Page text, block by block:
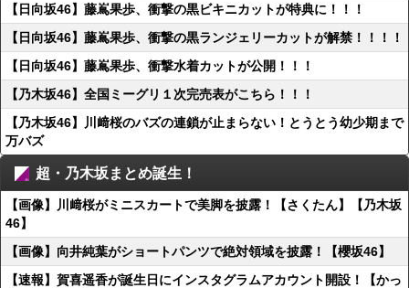
【日向坂46】藤嶌果歩、衝撃の黒ビキニカットが特典に！！！
【日向坂46】藤嶌果歩、衝撃の黒ランジェリーカットが解禁！！！！
【日向坂46】藤嶌果歩、衝撃水着カットが公開！！！
【乃木坂46】全国ミーグリ１次完売表がこちら！！！
【乃木坂46】川﨑桜のバズの連鎖が止まらない！とうとう幼少期まで
万バズ
超・乃木坂まとめ誕生！
【画像】川﨑桜がミニスカートで美脚を披露！【さくたん】【乃木坂
46】
【画像】向井純葉がショートパンツで絶対領域を披露！【櫻坂46】
【速報】賀喜遥香が誕生日にインスタグラムアカウント開設！【かっ